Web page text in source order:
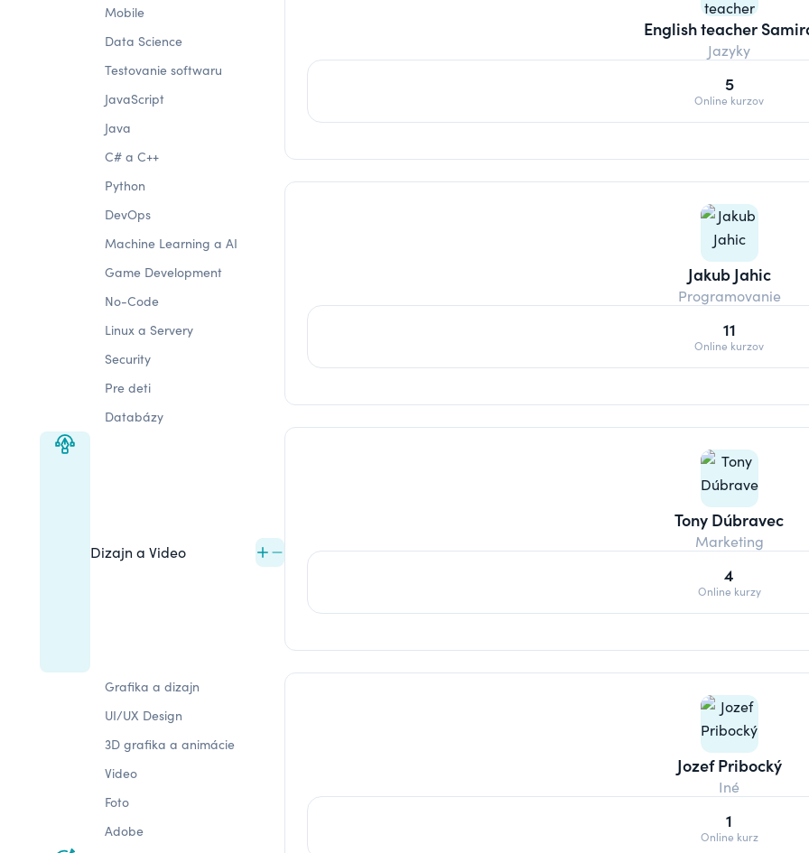
Mobile
Data Science
Testovanie softwaru
JavaScript
Java
C# a C++
Python
DevOps
Machine Learning a AI
Game Development
No-Code
Linux a Servery
Security
Pre deti
Databázy
Dizajn a Video
Grafika a dizajn
UI/UX Design
3D grafika a animácie
Video
Foto
Adobe
English teacher
Jazyky
5
Online kurzov
Jakub Jahic
Programovanie
11
Online kurzov
Tony Dúbravec
Marketing
4
Online kurzy
Jozef Pribocký
Iné
1
Online kurz